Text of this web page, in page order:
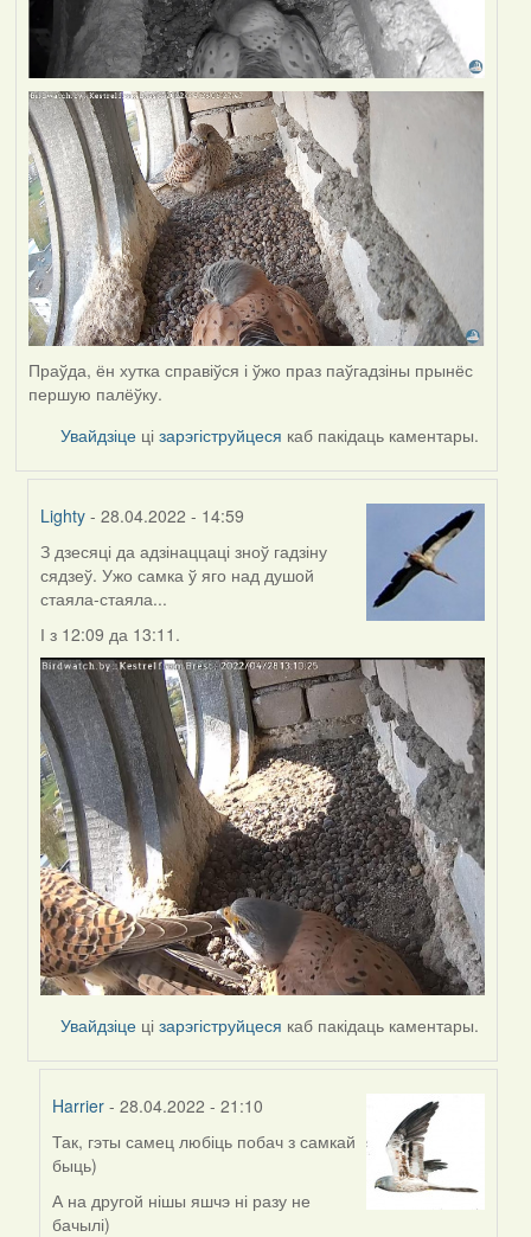
Праўда, ён хутка справіўся і ўжо праз паўгадзіны прынёс
першую палёўку.
Увайдзіце цізарэгіструйцеся каб пакідаць каментары.
Lighty - 28.04.2022 - 14:59
In
reply
to
by
Harrier
З дзесяці да адзінаццаці зноў гадзіну
сядзеў. Ужо самка ў яго над душой
стаяла-стаяла...
І з 12:09 да 13:11.
Увайдзіце цізарэгіструйцеся каб пакідаць каментары.
Harrier - 28.04.2022 - 21:10
In
reply
to
by
Так, гэты самец любіць побач з самкай
быць)
А на другой нішы яшчэ ні разу не
бачылі)